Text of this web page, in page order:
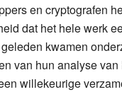
en cryptografen
dat het hele werk
kwamen
van hun analyse
willekeurige